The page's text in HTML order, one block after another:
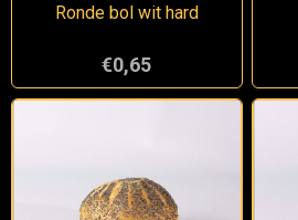
Ronde bol wit hard
€0,65